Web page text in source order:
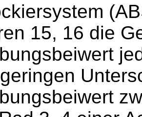
15, 16 die